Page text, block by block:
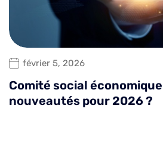
février 5, 2026
Comité social
nouveautés pour 2026 ?